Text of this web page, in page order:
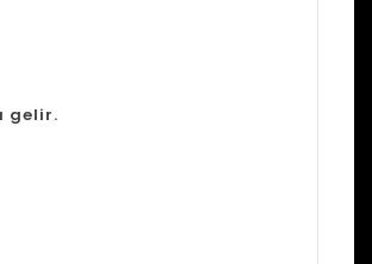
gelir.